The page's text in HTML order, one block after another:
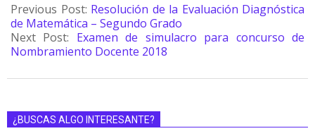
Previous Post: Resolución de la Evaluación Diagnóstica
de Matemática – Segundo Grado
Next Post: Examen de simulacro para concurso de
Nombramiento Docente 2018
¿BUSCAS ALGO INTERESANTE?